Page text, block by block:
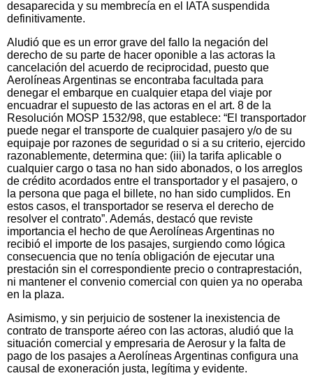
desaparecida y su membrecía en el IATA suspendida
definitivamente.
Aludió que es un error grave del fallo la negación del
derecho de su parte de hacer oponible a las actoras la
cancelación del acuerdo de reciprocidad, puesto que
Aerolíneas Argentinas se encontraba facultada para
denegar el embarque en cualquier etapa del viaje por
encuadrar el supuesto de las actoras en el art. 8 de la
Resolución MOSP 1532/98, que establece: “El transportador
puede negar el transporte de cualquier pasajero y/o de su
equipaje por razones de seguridad o si a su criterio, ejercido
razonablemente, determina que: (iii) la tarifa aplicable o
cualquier cargo o tasa no han sido abonados, o los arreglos
de crédito acordados entre el transportador y el pasajero, o
la persona que paga el billete, no han sido cumplidos. En
estos casos, el transportador se reserva el derecho de
resolver el contrato”. Además, destacó que reviste
importancia el hecho de que Aerolíneas Argentinas no
recibió el importe de los pasajes, surgiendo como lógica
consecuencia que no tenía obligación de ejecutar una
prestación sin el correspondiente precio o contraprestación,
ni mantener el convenio comercial con quien ya no operaba
en la plaza.
Asimismo, y sin perjuicio de sostener la inexistencia de
contrato de transporte aéreo con las actoras, aludió que la
situación comercial y empresaria de Aerosur y la falta de
pago de los pasajes a Aerolíneas Argentinas configura una
causal de exoneración justa, legítima y evidente.